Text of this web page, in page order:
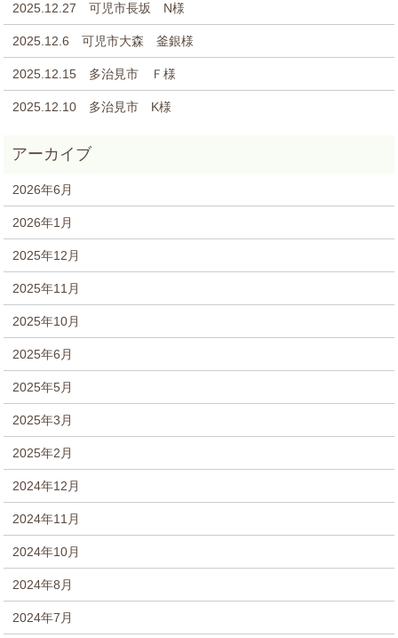
2025.12.27 可児市長坂 N様
2025.12.6 可児市大森 釜銀様
2025.12.15 多治見市 Ｆ様
2025.12.10 多治見市 K様
2026年6月
2026年1月
2025年12月
2025年11月
2025年10月
2025年6月
2025年5月
2025年3月
2025年2月
2024年12月
2024年11月
2024年10月
2024年8月
2024年7月